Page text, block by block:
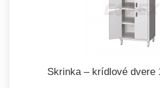
Skrinka – krídlové dvere